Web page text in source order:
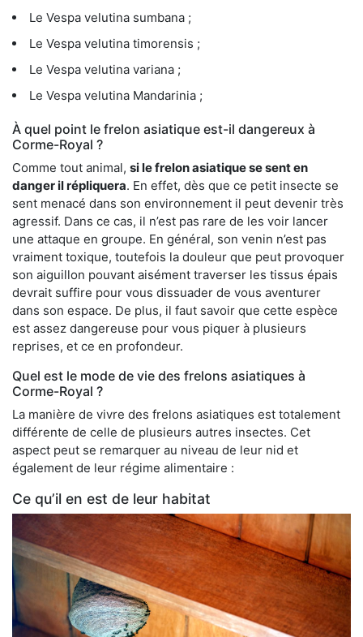
Le Vespa velutina sumbana ;
Le Vespa velutina timorensis ;
Le Vespa velutina variana ;
Le Vespa velutina Mandarinia ;
À quel point le frelon asiatique est-il dangereux à
Corme-Royal ?
Comme tout animal, si le frelon asiatique se sent en
danger il répliquera. En effet, dès que ce petit insecte se
sent menacé dans son environnement il peut devenir très
agressif. Dans ce cas, il n’est pas rare de les voir lancer
une attaque en groupe. En général, son venin n’est pas
vraiment toxique, toutefois la douleur que peut provoquer
son aiguillon pouvant aisément traverser les tissus épais
devrait suffire pour vous dissuader de vous aventurer
dans son espace. De plus, il faut savoir que cette espèce
est assez dangereuse pour vous piquer à plusieurs
reprises, et ce en profondeur.
Quel est le mode de vie des frelons asiatiques à
Corme-Royal ?
La manière de vivre des frelons asiatiques est totalement
différente de celle de plusieurs autres insectes. Cet
aspect peut se remarquer au niveau de leur nid et
également de leur régime alimentaire :
Ce qu’il en est de leur habitat